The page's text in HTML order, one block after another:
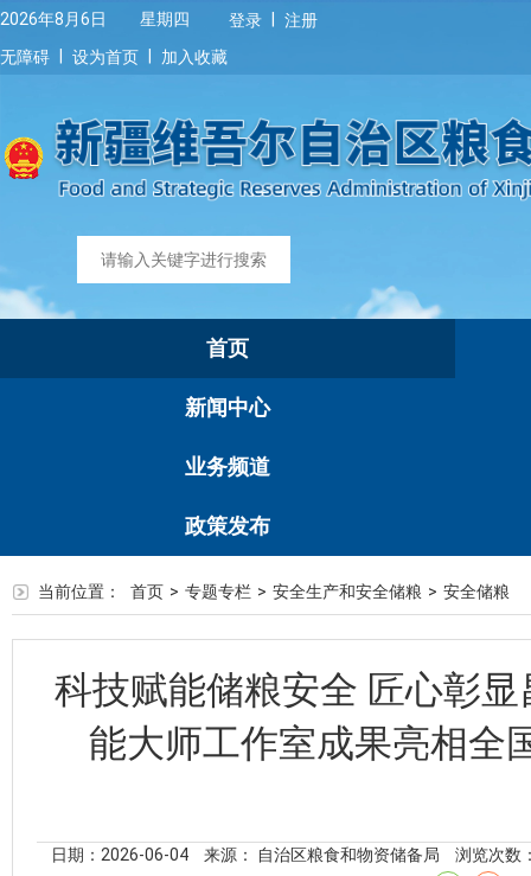
2026年8月6日 星期四 登录
注册
无障碍
设为首页 加入收藏
首页
新闻中心
业务频道
政策发布
当前位置： 首页 > 专题专栏 > 安全生产和安全储粮 > 安全储粮
科技赋能储粮安全 匠心彰
能大师工作室成果亮相全
日期：2026-06-04 来源： 自治区粮食和物资储备局
浏览次数